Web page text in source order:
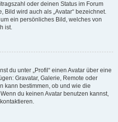
oder deinen Status im Forum
Bild wird auch als „Avatar“ bezeichnet.
ein persönliches Bild, welches von
ist.
du unter „Profil“ einen Avatar über eine
Gravatar, Galerie, Remote oder
kann bestimmen, ob und wie die
du keinen Avatar benutzen kannst,